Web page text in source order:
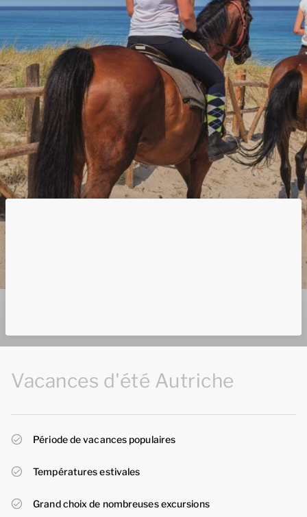
Vacances d'été Autriche
Période de vacances populaires
Températures estivales
Grand choix de nombreuses excursions